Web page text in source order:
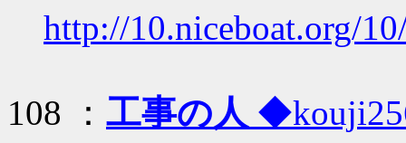
http://10.niceboat.org/
108 ： 工事の人